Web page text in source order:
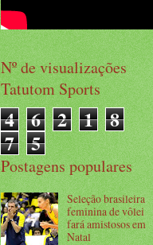
Nº de visualizações
Tatutom Sports
4 6 2 1 8
7 5
Postagens populares
Seleção brasileira
feminina de vôlei
fará amistosos em
Natal